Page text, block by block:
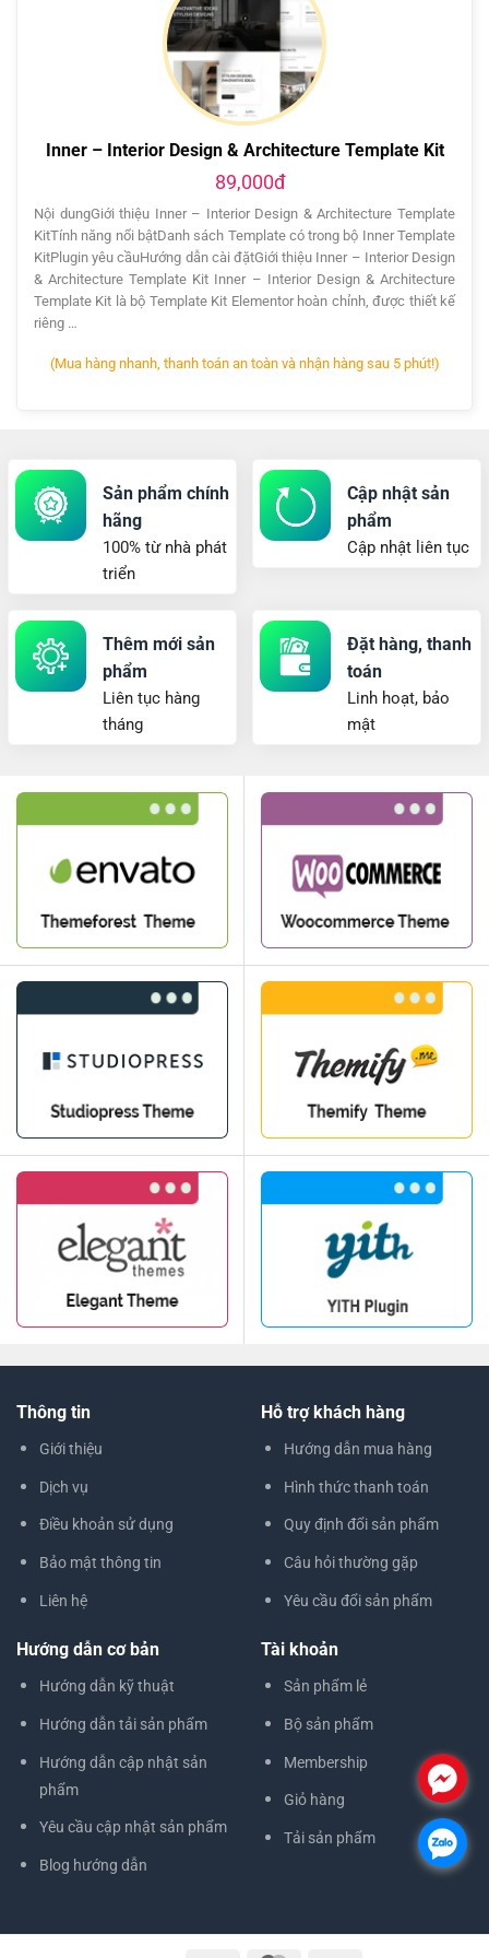
Inner – Interior Design & Architecture Template Kit
89,000đ
Nội dungGiới thiệu Inner – Interior Design & Architecture Template
KitTính năng nổi bậtDanh sách Template có trong bộ Inner Template
KitPlugin yêu cầuHướng dẫn cài đặtGiới thiệu Inner – Interior Design
& Architecture Template Kit Inner – Interior Design & Architecture
Template Kit là bộ Template Kit Elementor hoàn chỉnh, được thiết kế
riêng …
(Mua hàng nhanh, thanh toán an toàn và nhận hàng sau 5 phút!)
Sản phẩm chính
hãng
100% từ nhà phát
triển
Cập nhật sản
phẩm
Cập nhật liên tục
Thêm mới sản
phẩm
Liên tục hàng
tháng
Đặt hàng, thanh
toán
Linh hoạt, bảo
mật
Thông tin
Giới thiệu
Dịch vụ
Điều khoản sử dụng
Bảo mật thông tin
Liên hệ
Hỗ trợ khách hàng
Hướng dẫn mua hàng
Hình thức thanh toán
Quy định đổi sản phẩm
Câu hỏi thường gặp
Yêu cầu đổi sản phẩm
Hướng dẫn cơ bản
Hướng dẫn kỹ thuật
Hướng dẫn tải sản phẩm
Hướng dẫn cập nhật sản
phẩm
Yêu cầu cập nhật sản phẩm
Blog hướng dẫn
Tài khoản
Sản phẩm lẻ
Bộ sản phẩm
Membership
Giỏ hàng
Tải sản phẩm
.
.